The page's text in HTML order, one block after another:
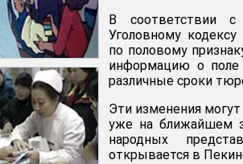
В соответствии с
Уголовному
по половому
информацию о поле
различные сроки
Эти изменения
уже на ближайшем
народных
открывается в